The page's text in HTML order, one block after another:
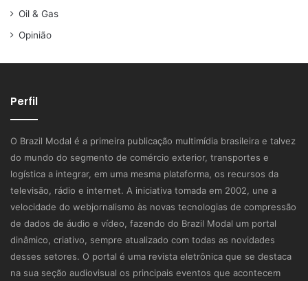
Oil & Gas
Opinião
Perfil
O Brazil Modal é a primeira publicação multimídia brasileira e talvez
do mundo do segmento de comércio exterior, transportes e
logística a integrar, em uma mesma plataforma, os recursos da
televisão, rádio e internet. A iniciativa tomada em 2002, une a
velocidade do webjornalismo às novas tecnologias de compressão
de dados de áudio e vídeo, fazendo do Brazil Modal um portal
dinâmico, criativo, sempre atualizado com todas as novidades
desses setores. O portal é uma revista eletrônica que se destaca
na sua seção audiovisual os principais eventos que acontecem